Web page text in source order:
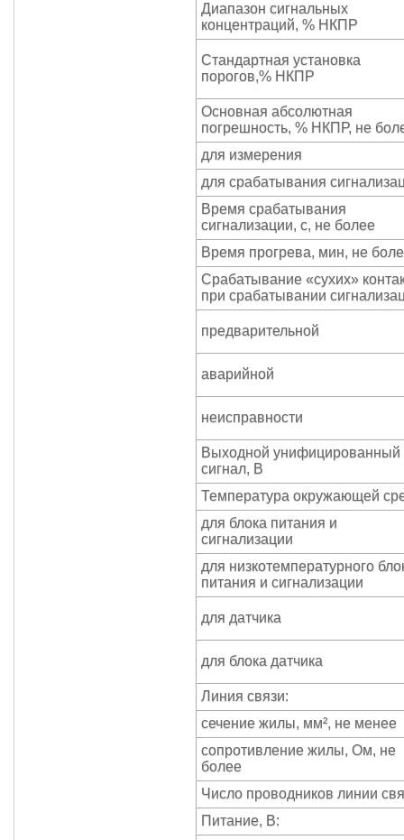
Диапазон сигнальных
концентраций, % НКПР
Стандартная установка
порогов,% НКПР
Основная абсолютная
погрешность, % НКПР, не
для измерения
для срабатывания
Время срабатывания
сигнализации, с, не более
Время прогрева, мин, не
Срабатывание «сухих»
при срабатывании
предварительной
аварийной
неисправности
Выходной унифицированный
сигнал, В
Температура окружающей
для блока питания и
сигнализации
для низкотемпературного
питания и сигнализации
для датчика
для блока датчика
Линия связи:
сечение жилы, мм², не менее
сопротивление жилы, Ом, не
более
Число проводников линии
Питание, В: